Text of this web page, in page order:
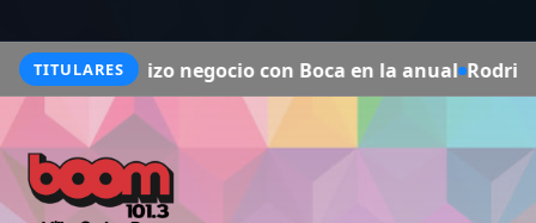
TITULARES
negocio con Boca en la anual Rodrigo De Paul y su